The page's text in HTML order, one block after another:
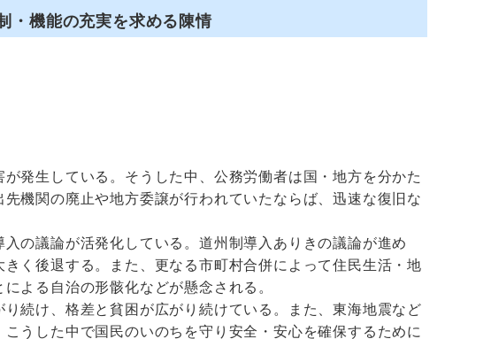
・機能の充実を求める陳情
生している。そうした中、公務労働者は国・地方を分かた
機関の廃止や地方委譲が行われていたならば、迅速な復旧な
の議論が活発化している。道州制導入ありきの議論が進め
く後退する。また、更なる市町村合併によって住民生活・地
よる自治の形骸化などが懸念される。
続け、格差と貧困が広がり続けている。また、東海地震など
うした中で国民のいのちを守り安全・安心を確保するために